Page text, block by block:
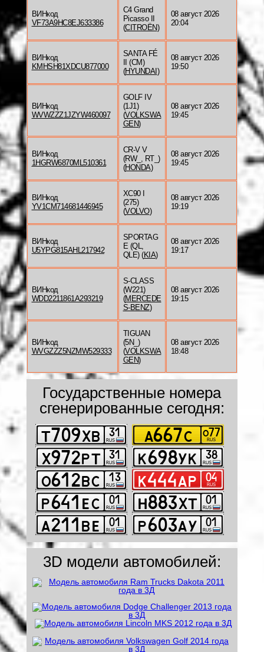
ВИНкод
VF73A9HC8EJ633386
C4 Grand
Picasso II
(CITROËN)
08 август 2026
20:04
ВИНкод
KMHSH81XDCU877000
SANTA FÉ
II (CM)
(HYUNDAI)
08 август 2026
19:50
ВИНкод
WVWZZZ1JZYW460097
GOLF IV
(1J1)
(VOLKSWA
GEN)
08 август 2026
19:45
ВИНкод
1HGRW6870ML510361
CR-V V
(RW_, RT_)
(HONDA)
08 август 2026
19:45
ВИНкод
YV1CM714681446945
XC90 I
(275)
(VOLVO)
08 август 2026
19:19
ВИНкод
U5YPG815AHL217942
SPORTAG
E (QL,
QLE) (KIA)
08 август 2026
19:17
ВИНкод
WDD2211861A293219
S-CLASS
(W221)
(MERCEDE
S-BENZ)
08 август 2026
19:15
ВИНкод
WVGZZZ5NZMW529333
TIGUAN
(5N_)
(VOLKSWA
GEN)
08 август 2026
18:48
Государственные номера
сгенерированные сегодня:
3D модели автомобилей: